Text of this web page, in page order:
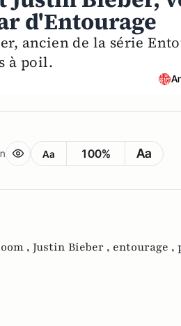
d'Entourage
ancien de la série
à poil.
Aa 100% Aa
, Justin Bieber , entourage ,